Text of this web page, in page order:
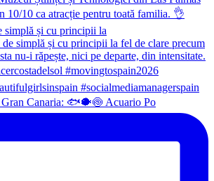
simplă și cu principii la
Canaria: 🐟🐡🍥 Acuario Po